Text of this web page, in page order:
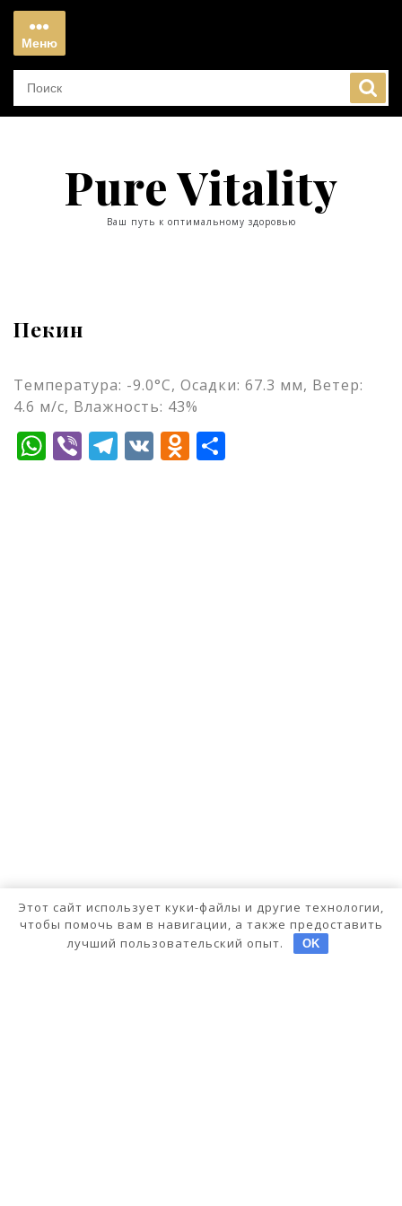
Перейти
содержимому
Меню
Меню
Pure Vitality
Ваш путь к оптимальному здоровью
Пекин
Температура: -9.0°C, Осадки: 67.3 мм, Ветер:
4.6 м/с, Влажность: 43%
WhatsApp
ViberTelegram
VKOdnoklassniki
Этот сайт использует куки-файлы и другие технологии,
чтобы помочь вам в навигации, а также предоставить
лучший пользовательский опыт.
OK